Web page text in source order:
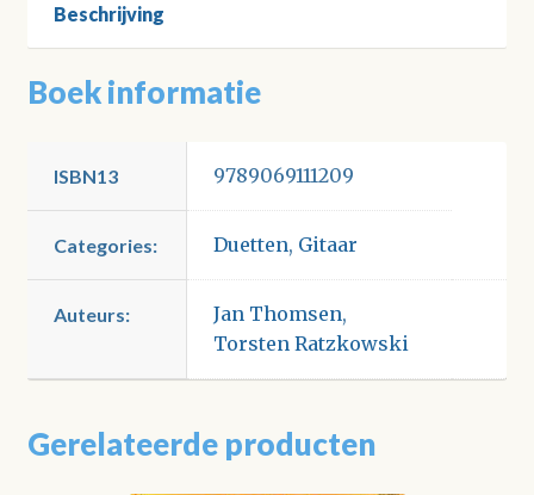
Beschrijving
Boek informatie
ISBN13 9789069111209
Categories: Duetten, Gitaar
Auteurs: Jan Thomsen,
Torsten Ratzkowski
Gerelateerde producten